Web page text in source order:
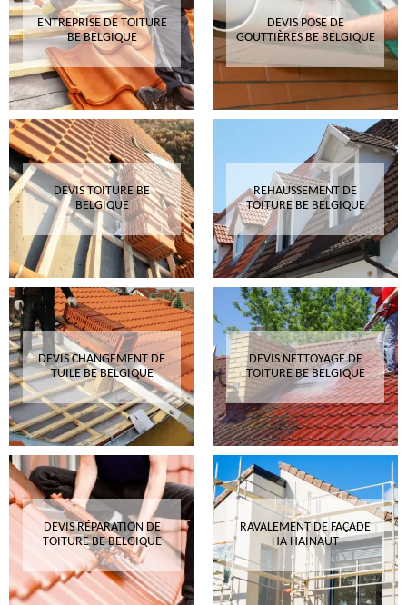
ENTREPRISE DE TOITURE
BE BELGIQUE
DEVIS POSE DE
GOUTTIÈRES BE BELGIQUE
DEVIS TOITURE BE
BELGIQUE
REHAUSSEMENT DE
TOITURE BE BELGIQUE
DEVIS CHANGEMENT DE
TUILE BE BELGIQUE
DEVIS NETTOYAGE DE
TOITURE BE BELGIQUE
DEVIS RÉPARATION DE
TOITURE BE BELGIQUE
RAVALEMENT DE FAÇADE
HA HAINAUT